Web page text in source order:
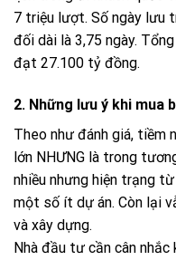
7 triệu lượt. Số ngày lưu
đối dài là 3,75 ngày.
đạt 27.100 tỷ đồng.
2. Những lưu ý khi mua
Theo như đánh giá, tiềm
lớn NHƯNG là trong
nhiều nhưng hiện trạng
một số ít dự án. Còn lại
và xây dựng.
Nhà đầu tư cần cân